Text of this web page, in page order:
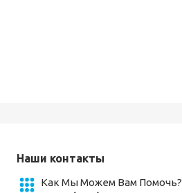
Наши контакты
Как Мы Можем Вам Помочь?